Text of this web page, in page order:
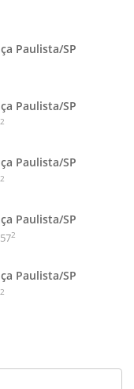
Paulista/SP
Paulista/SP
2
Paulista/SP
2
Paulista/SP
2
Paulista/SP
2